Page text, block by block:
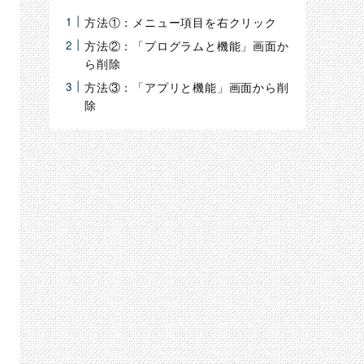
索
方法①：メニュー項目を右クリック
方法②：「プログラムと機能」画面か
ら削除
方法③：「アプリと機能」画面から削
除